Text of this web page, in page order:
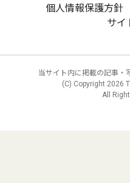
個人情報保護方針
サイ
当サイト内に掲載の記事・
(C) Copyright 2026
All